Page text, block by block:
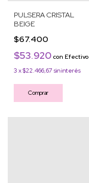
PULSERA CRISTAL
BEIGE
$67.400
$53.920 con Efectivo
3 x$22.466,67 sin interés
Comprar